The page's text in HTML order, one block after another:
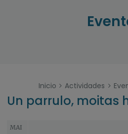
Inicio Actividades
Un parrulo, moitas
MAI